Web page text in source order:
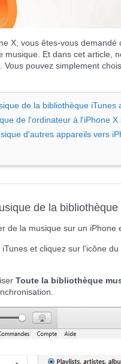
X, vous êtes-vous
musique. Et dans cet
Vous pouvez simplement
de la bibliothèque iTunes
de l'ordinateur à l'iPhone X
d'autres appareils vers
de la
de la musique sur un
et cliquez sur l'icône
Toute la bibliothèque